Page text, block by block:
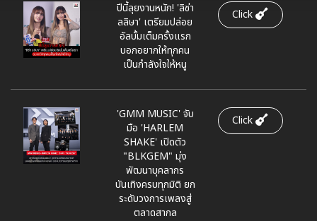
ปีนี้ลุยงานหนัก! 'ลิซ่า
ลลิษา' เตรียมปล่อย
อัลบั้มเต็มครั้งแรก
บอกอยากให้ทุกคน
เป็นกำลังใจให้หนู
Click
'GMM MUSIC' จับ
มือ 'HARLEM
SHAKE' เปิดตัว
"BLKGEM" มุ่ง
พัฒนาบุคลากร
บันเทิงครบทุกมิติ ยก
ระดับวงการเพลงสู่
ตลาดสากล
Click